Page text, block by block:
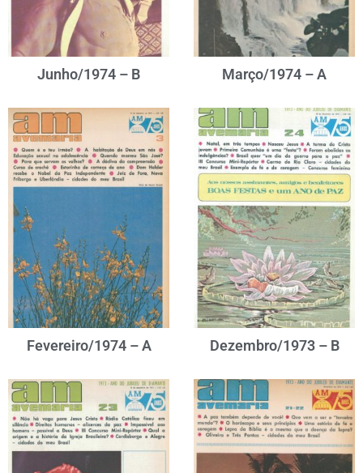
Junho/1974 – B Março/1974 – A
Fevereiro/1974 – A Dezembro/1973 – B